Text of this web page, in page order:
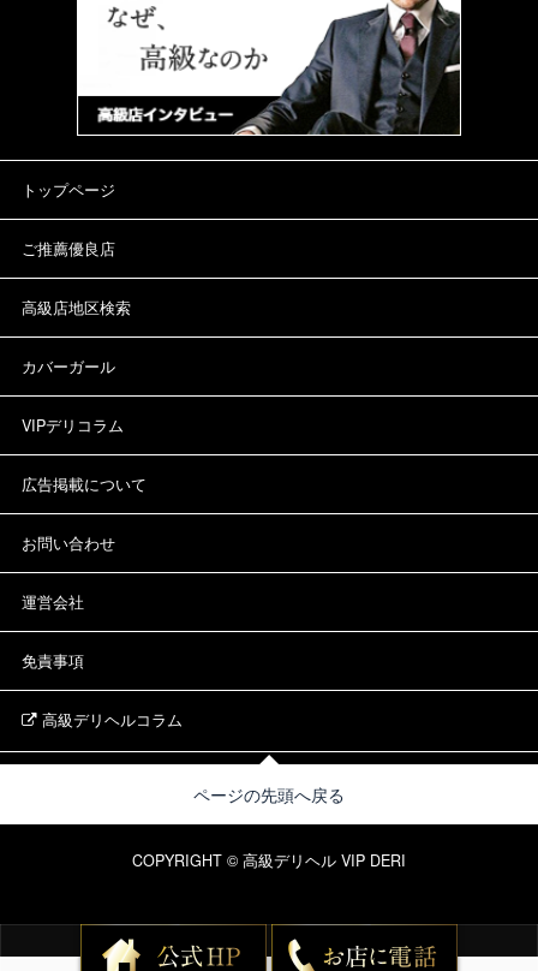
トップページ
ご推薦優良店
高級店地区検索
カバーガール
VIPデリコラム
広告掲載について
お問い合わせ
運営会社
免責事項
高級デリヘルコラム
ページの先頭へ戻る
COPYRIGHT © 高級デリヘル VIP DERI